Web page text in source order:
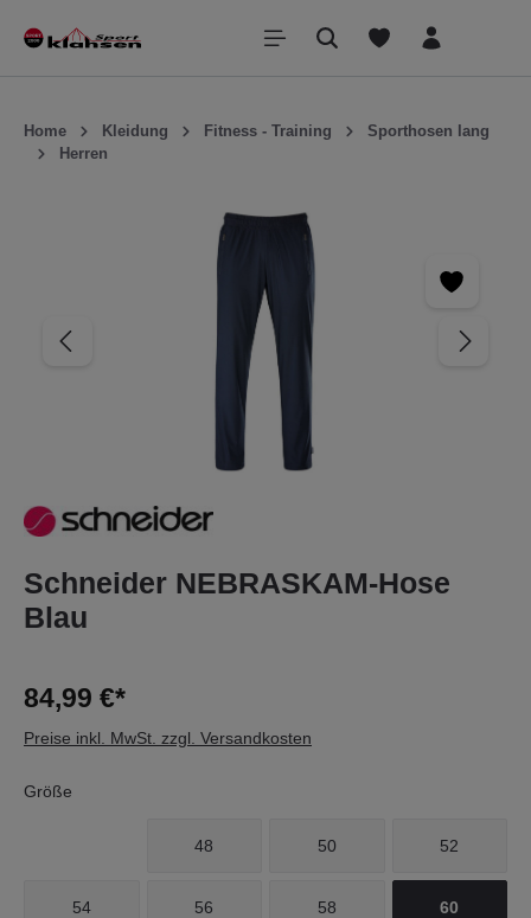
springen
Home Kleidung Fitness - Training
Sporthosen lang
Herren
Schneider NEBRASKAM-Hose
Blau
84,99 €*
Preise inkl. MwSt. zzgl. Versandkosten
Größe
48 50 52
54 56 58 60